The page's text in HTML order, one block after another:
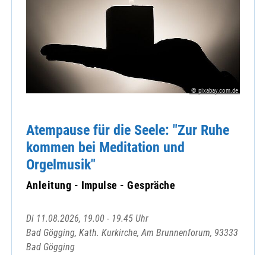
© pixabay.com.de
Atempause für die Seele: "Zur Ruhe
kommen bei Meditation und
Orgelmusik"
Anleitung - Impulse - Gespräche
Di 11.08.2026, 19.00 - 19.45 Uhr
Bad Gögging, Kath. Kurkirche, Am Brunnenforum, 93333
Bad Gögging